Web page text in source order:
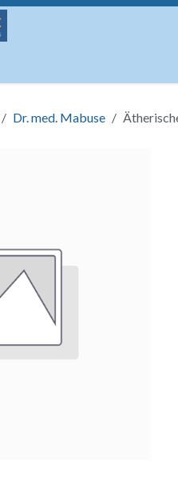
Dr. med. Mabuse